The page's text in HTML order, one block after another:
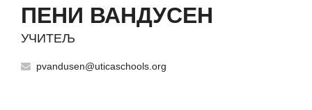
ПЕНИ ВАНДУСЕН
УЧИТЕЉ
pvandusen@uticaschools.org